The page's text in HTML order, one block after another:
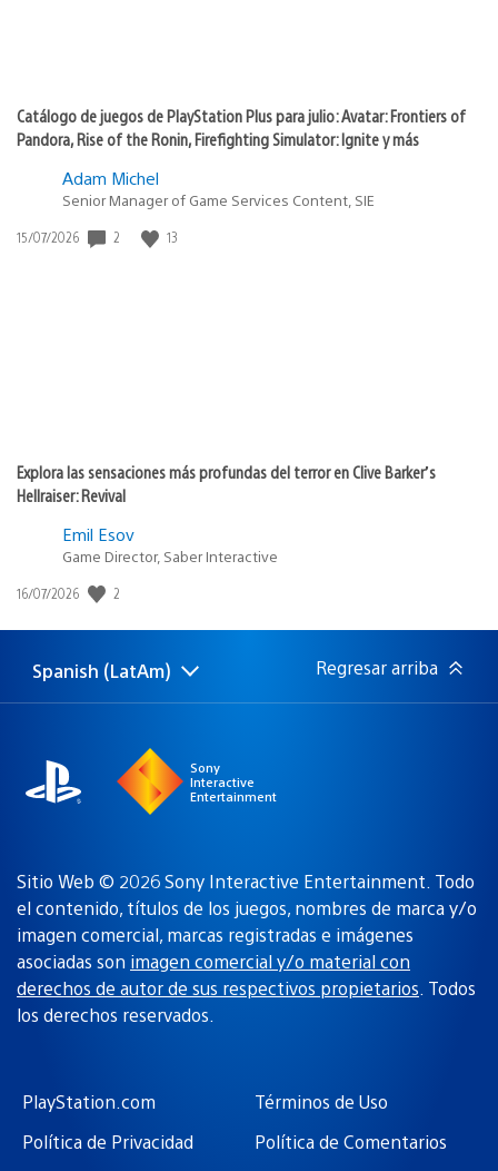
Catálogo de juegos de PlayStation Plus para julio: Avatar: Frontiers of
Pandora, Rise of the Ronin, Firefighting Simulator: Ignite y más
Adam Michel
Senior Manager of Game Services Content, SIE
Fecha
15/07/2026 2 13
Explora las sensaciones más profundas del terror en Clive Barker’s
Hellraiser: Revival
Emil Esov
Game Director, Saber Interactive
Fecha
publicación:
16/07/2026 2
Elige
Región
Spanish (LatAm) Regresar arriba
Sony
Interactive
Entertainment
Sitio Web © 2026 Sony Interactive Entertainment. Todo
el contenido, títulos de los juegos, nombres de marca y/o
imagen comercial, marcas registradas e imágenes
asociadas son imagen comercial y/o material con
derechos de autor de sus respectivos propietarios. Todos
los derechos reservados.
PlayStation.com
Términos de Uso
Política de Privacidad
Política de Comentarios